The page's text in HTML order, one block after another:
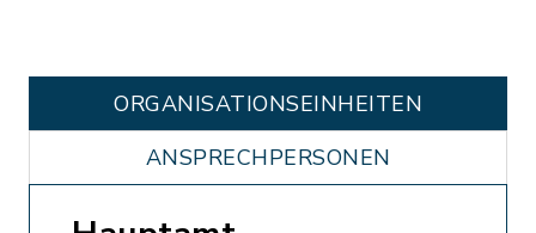
ORGANISATIONS­EINHEITEN
ANSPRECHPERSONEN